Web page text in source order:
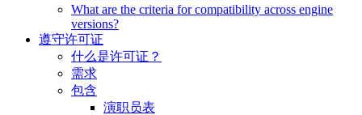
What are the criteria for compatibility across engine
versions?
遵守许可证
什么是许可证？
需求
包含
演职员表